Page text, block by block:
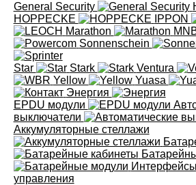
General Security
HOPPECKE
IPPON
Marathon
Sonnenschein
Star Stark Ventura
Yellow
Yuasa
Энергия
EPDU модули
выключатели
Аккумуляторные стеллажи
управления